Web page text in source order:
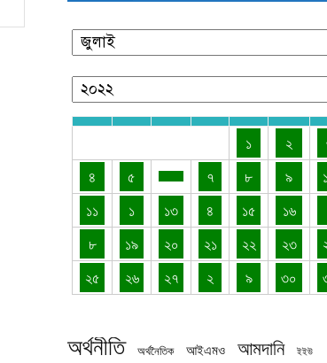
১ ২
৪
৫ ৭ ৮ ৯
১১
১ ১৩ ৪ ১৫ ১৬
৮
১৯ ২০ ২১ ২২ ২৩
২৫
২৬ ২৭ ২ ৯ ৩০
অর্থনীতি অর্থনৈতিক আইএমও আমদানি ইইউ